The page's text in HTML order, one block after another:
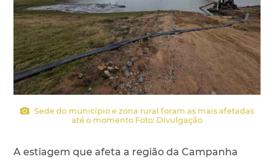
Sede do município e zona rural foram as mais afetadas
até o momento Foto: Divulgação
A estiagem que afeta a região da Campanha